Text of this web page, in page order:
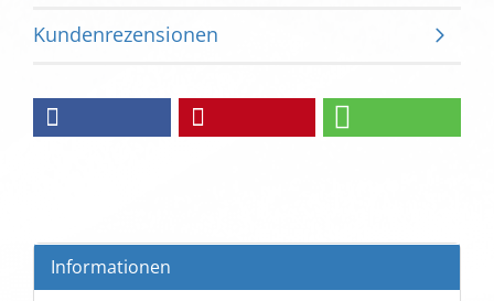
Kundenrezensionen
Informationen